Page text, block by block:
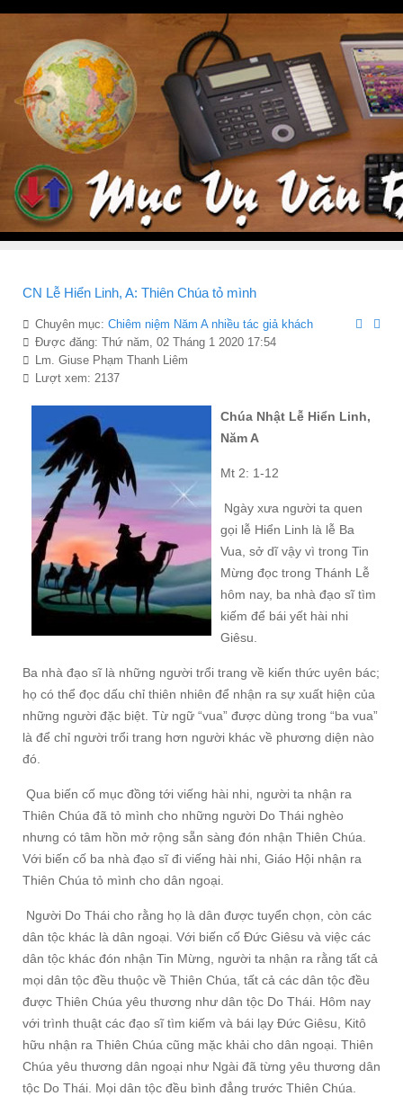
CN Lễ Hiển Linh, A: Thiên Chúa tỏ mình
Chuyên mục: Chiêm niệ̣m Năm A nhiều tác giả khách
Được đăng: Thứ năm, 02 Tháng 1 2020 17:54
Lm. Giuse Phạm Thanh Liêm
Lượt xem: 2137
Chúa Nhật Lễ Hiển Linh,
Năm A
Mt 2: 1-12
Ngày xưa người ta quen
gọi lễ Hiển Linh là lễ Ba
Vua, sở dĩ vậy vì trong Tin
Mừng đọc trong Thánh Lễ
hôm nay, ba nhà đạo sĩ tìm
kiếm để bái yết hài nhi
Giêsu.
Ba nhà đạo sĩ là những người trổi trang về kiến thức uyên bác;
họ có thể đọc dấu chỉ thiên nhiên để nhận ra sự xuất hiện của
những người đặc biệt. Từ ngữ “vua” được dùng trong “ba vua”
là để chỉ người trổi trang hơn người khác về phương diện nào
đó.
Qua biến cố mục đồng tới viếng hài nhi, người ta nhận ra
Thiên Chúa đã tỏ mình cho những người Do Thái nghèo
nhưng có tâm hồn mở rộng sẵn sàng đón nhận Thiên Chúa.
Với biến cố ba nhà đạo sĩ đi viếng hài nhi, Giáo Hội nhận ra
Thiên Chúa tỏ mình cho dân ngoại.
Người Do Thái cho rằng họ là dân được tuyển chọn, còn các
dân tộc khác là dân ngoại. Với biến cố Đức Giêsu và việc các
dân tộc khác đón nhận Tin Mừng, người ta nhận ra rằng tất cả
mọi dân tộc đều thuộc về Thiên Chúa, tất cả các dân tộc đều
được Thiên Chúa yêu thương như dân tộc Do Thái. Hôm nay
với trình thuật các đạo sĩ tìm kiếm và bái lạy Đức Giêsu, Kitô
hữu nhận ra Thiên Chúa cũng mặc khải cho dân ngoại. Thiên
Chúa yêu thương dân ngoại như Ngài đã từng yêu thương dân
tộc Do Thái. Mọi dân tộc đều bình đẳng trước Thiên Chúa.